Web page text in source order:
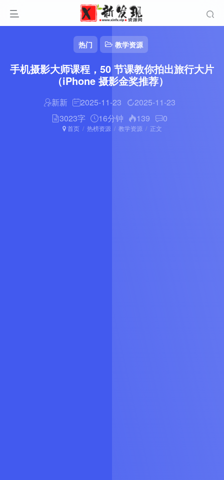
热门 教学资源
手机摄影大师课程，50 节课教你拍出旅行大片
（iPhone 摄影金奖推荐）
新新 2025-11-23
2025-11-23
3023字
16分钟 139 0
首页 热榜资源 教学资源 正文